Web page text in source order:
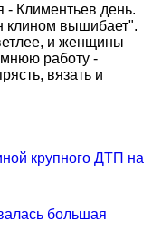
- Климентьев день.
клином вышибает".
и женщины
работу -
вязать и
крупного ДТП на
большая